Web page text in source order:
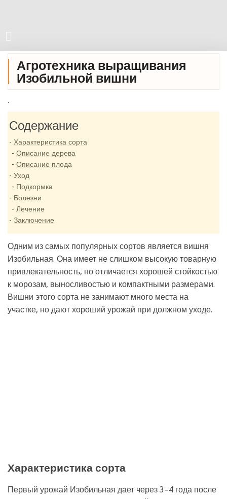
Агротехника выращивания
Изобильной вишни
.
Содержание
Характеристика сорта
Описание дерева
Описание плода
Уход
Подкормка
Болезни
Лечение
Заключение
Одним из самых популярных сортов является вишня
Изобильная. Она имеет не слишком высокую товарную
привлекательность, но отличается хорошей стойкостью
к морозам, выносливостью и компактными размерами.
Вишни этого сорта не занимают много места на
участке, но дают хороший урожай при должном уходе.
Характеристика сорта
Первый урожай Изобильная дает через 3–4 года после